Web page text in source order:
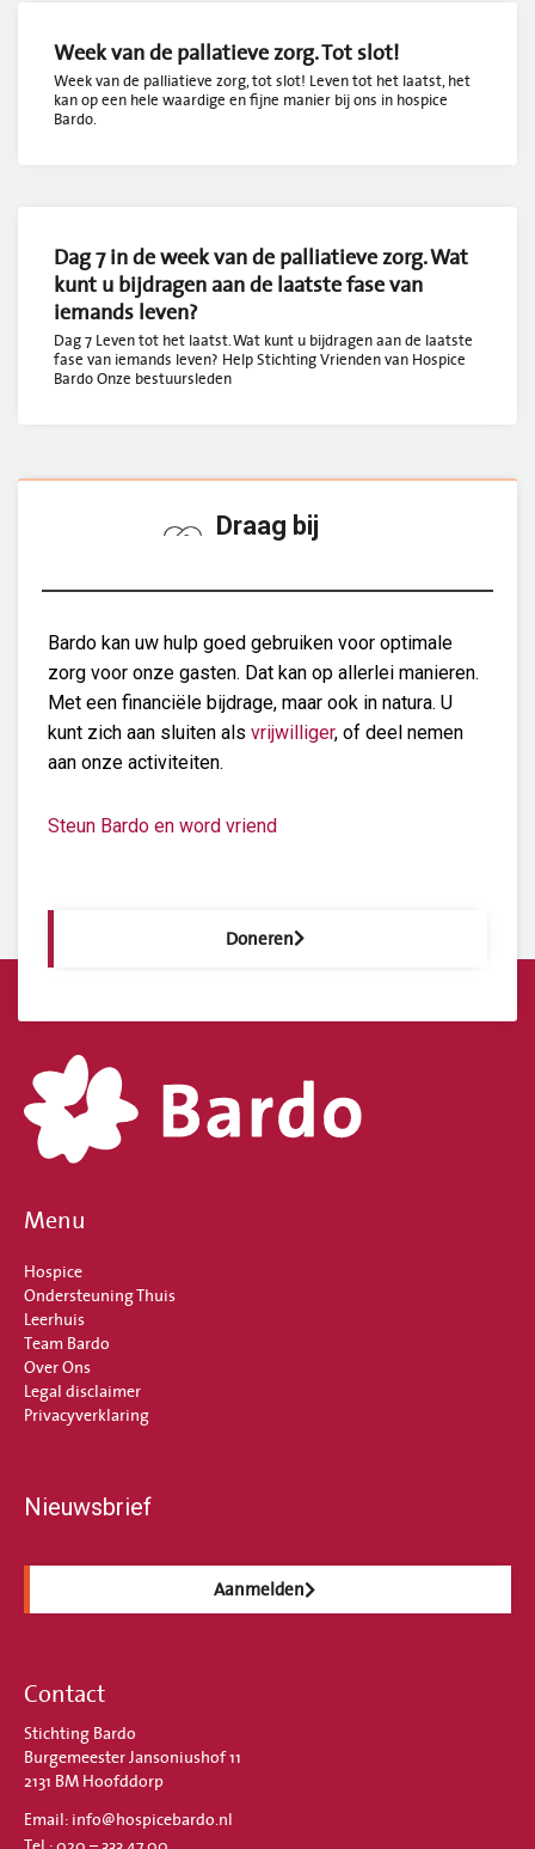
Week van de pallatieve zorg. Tot slot!
Week van de palliatieve zorg, tot slot! Leven tot het laatst, het
kan op een hele waardige en fijne manier bij ons in hospice
Bardo.
Dag 7 in de week van de palliatieve zorg. Wat
kunt u bijdragen aan de laatste fase van
iemands leven?
Dag 7 Leven tot het laatst. Wat kunt u bijdragen aan de laatste
fase van iemands leven? Help Stichting Vrienden van Hospice
Bardo Onze bestuursleden
Draag bij
Bardo kan uw hulp goed gebruiken voor optimale
zorg voor onze gasten. Dat kan op allerlei manieren.
Met een financiële bijdrage, maar ook in natura. U
kunt zich aan sluiten als vrijwilliger, of deel nemen
aan onze activiteiten.
Steun Bardo en word vriend
Doneren
Menu
Hospice
Ondersteuning Thuis
Leerhuis
Team Bardo
Over Ons
Legal disclaimer
Privacyverklaring
Nieuwsbrief
Aanmelden
Contact
Stichting Bardo
Burgemeester Jansoniushof 11
2131 BM Hoofddorp
Email: info@hospicebardo.nl